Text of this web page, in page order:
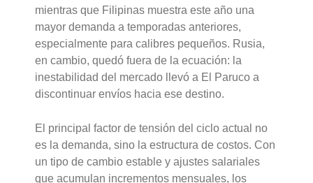
mientras que Filipinas muestra este año una
mayor demanda a temporadas anteriores,
especialmente para calibres pequeños. Rusia,
en cambio, quedó fuera de la ecuación: la
inestabilidad del mercado llevó a El Paruco a
discontinuar envíos hacia ese destino.
El principal factor de tensión del ciclo actual no
es la demanda, sino la estructura de costos. Con
un tipo de cambio estable y ajustes salariales
que acumulan incrementos mensuales, los